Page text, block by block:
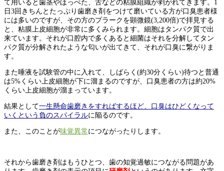
て用いると歯茎やほっぺた、舌などの粘膜組織が剥がれてきます。1
日3回きちんとたっぷり歯磨き剤をつけて磨いている方が口臭患者様
には多いのですが、その方のプラークを顕微鏡(3,200倍)で拝見する
と、粘膜上皮細胞が非常に多くみられます。細胞はタンパク質で出
来ています。それが口腔内で多くあると細菌はそれを分解してタン
パク質が分解されたような匂いが出てきて、それが口臭に繋がりま
す。
また唾液を試験管の中に入れて、しばらく(約30分くらい)待つと普通
は5%くらい上皮細胞が下に溜まるのですが、口臭患者の方は約20%
くらい上皮細胞が溜まっています。
結果として一生懸命歯磨きをすればするほど、口臭はひどくなって
いくという負のスパイラルに陥るのです。
また、このことが味覚異常 につながったりします。
それから歯磨き剤はもうひとつ、歯の知覚過敏につながる問題があ